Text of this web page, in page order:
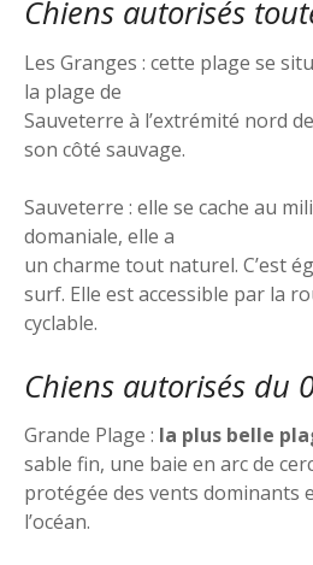
Chiens autorisés
Les Granges : cette plage se
la plage de
Sauveterre à l’extrémité nord
son côté sauvage.
Sauveterre : elle se cache au
domaniale, elle a
un charme tout naturel. C’est
surf. Elle est accessible par la
cyclable.
Chiens autorisés du
Grande Plage : la plus belle
sable fin, une baie en arc de
protégée des vents dominants
l’océan.